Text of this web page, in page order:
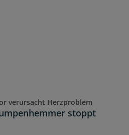
verursacht Herzproblem
stoppt